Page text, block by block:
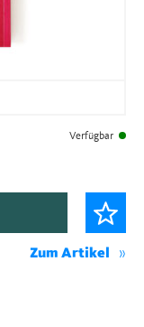
Verfügbar
Zum Artikel